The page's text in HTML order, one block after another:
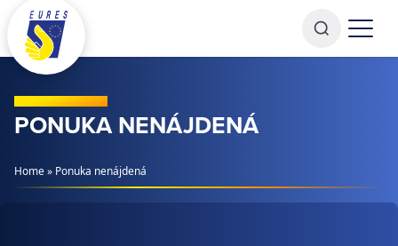
Prejsť na obsah
PONUKA NENÁJDENÁ
Home» Ponuka nenájdená